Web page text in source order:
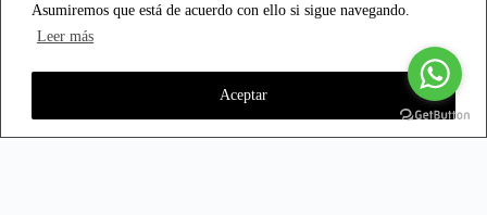
Asumiremos que está de acuerdo con ello si sigue navegando.
Leer más
Aceptar
Scalapay Política Privacidad
Copyright © 2021 all rights reserved - Vialmotor